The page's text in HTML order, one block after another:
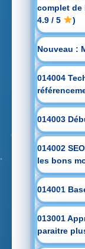
complet de
4.9 / 5
)
Nouveau :
014004
014003
014002
les bons
014001
013001
paraitre